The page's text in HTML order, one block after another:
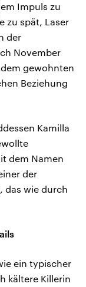
Impuls zu
zu spät, Laser
der
November
gewohnten
Beziehung
Kamilla
dem Namen
der
das wie durch
ein typischer
kältere Killerin